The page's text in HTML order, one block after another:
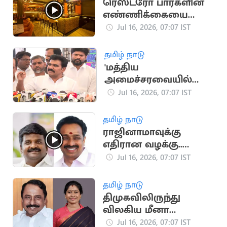
எண்ணிக்கையை
அதிகரிக்க TN அரசு
Jul 16, 2026, 07:07 IST
தமிழ் நாடு
'மத்திய
அமைச்சரவையில்
ஸ்டாலின், பழனிசாமி
Jul 16, 2026, 07:07 IST
தமிழ் நாடு
ராஜினாமாவுக்கு
எதிரான வழக்கு..
விஜயபாஸ்கர்கள்
Jul 16, 2026, 07:07 IST
தமிழ் நாடு
திமுகவிலிருந்து
விலகிய மீனா
ஜெயக்குமார்
Jul 16, 2026, 07:07 IST